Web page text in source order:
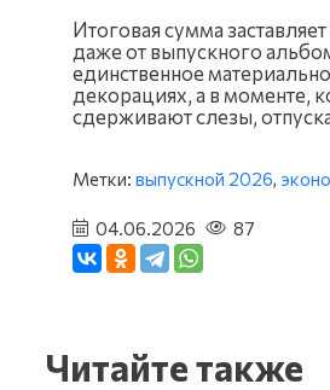
Итоговая сумма
даже от выпускного
единственное
декорациях, а в моменте,
сдерживают слезы,
Метки: выпускной 2026,
04.06.2026 87
Читайте также